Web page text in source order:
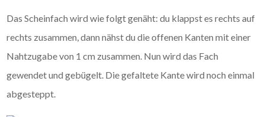
Das Scheinfach wird wie folgt genäht: du klappst es rechts auf
rechts zusammen, dann nähst du die offenen Kanten mit einer
Nahtzugabe von 1 cm zusammen. Nun wird das Fach
gewendet und gebügelt. Die gefaltete Kante wird noch einmal
abgesteppt.